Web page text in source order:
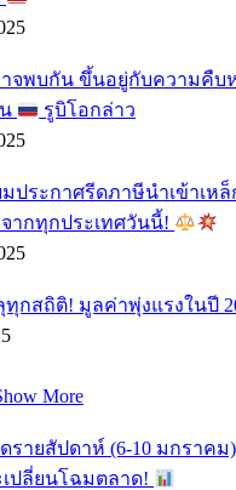
จพบกัน ขึ้นอยู่กับความคืบ
รูบิโอกล่าว
มประกาศรีดภาษีนำเข้าเหล็
ากทุกประเทศวันนี้!
กสถิติ! มูลค่าพุ่งแรงในปี
More
ายสัปดาห์ (6-10 มกราคม
ปลี่ยนโฉมตลาด!